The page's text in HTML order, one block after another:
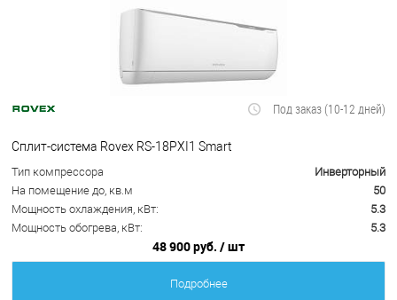
Под заказ (10-12 дней)
Сплит-система Rovex RS-18PXI1 Smart
Тип компрессора
Инверторный
На помещение до, кв.м
50
Мощность охлаждения, кВт:
5.3
Мощность обогрева, кВт:
5.3
48 900 руб. / шт
Подробнее